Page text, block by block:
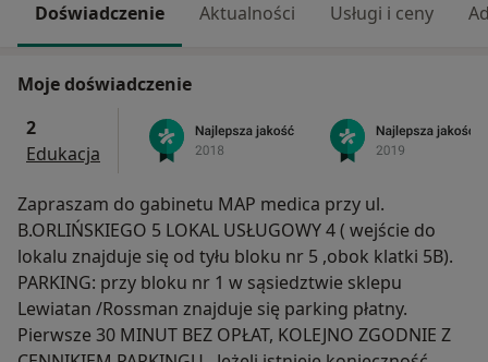
Doświadczenie Aktualności Usługi i ceny
Moje doświadczenie
2
Edukacja
Zapraszam do gabinetu MAP medica przy ul.
B.ORLIŃSKIEGO 5 LOKAL USŁUGOWY 4 ( wejście do
lokalu znajduje się od tyłu bloku nr 5 ,obok klatki 5B).
PARKING: przy bloku nr 1 w sąsiedztwie sklepu
Lewiatan /Rossman znajduje się parking płatny.
Pierwsze 30 MINUT BEZ OPŁAT, KOLEJNO ZGODNIE Z